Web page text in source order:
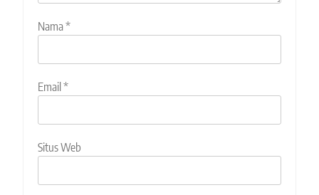
Nama*
Email *
Situs Web